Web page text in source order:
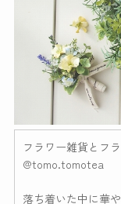
フラワー雑貨とフ
@tomo.tomotea
落ち着いた中に華